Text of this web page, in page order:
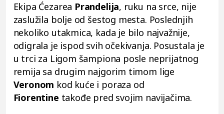
Ekipa Ćezarea Prandelija, ruku na srce, nije
zaslužila bolje od šestog mesta. Poslednjih
nekoliko utakmica, kada je bilo najvažnije,
odigrala je ispod svih očekivanja. Posustala je
u trci za Ligom šampiona posle neprijatnog
remija sa drugim najgorim timom lige
Veronom kod kuće i poraza od
Fiorentine takođe pred svojim navijačima.